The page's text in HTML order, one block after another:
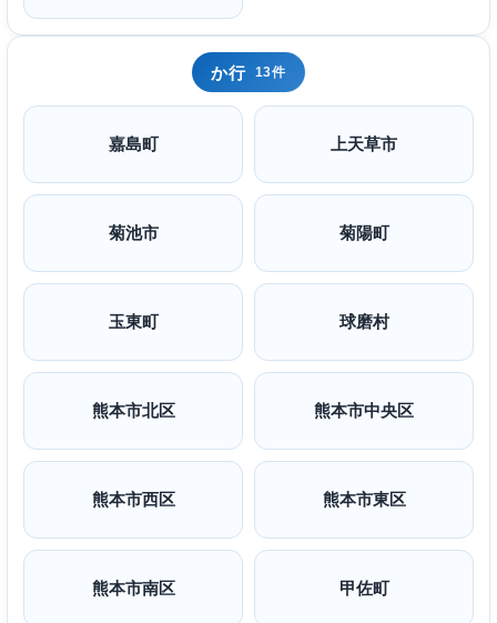
か行 13件
嘉島町 上天草市
菊池市 菊陽町
玉東町 球磨村
熊本市北区 熊本市中央区
熊本市西区 熊本市東区
熊本市南区 甲佐町